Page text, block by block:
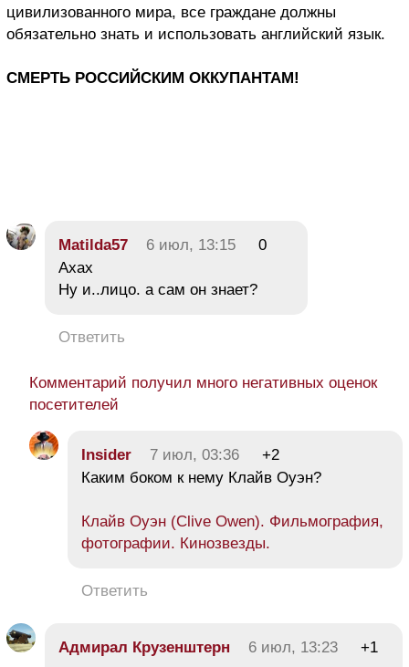
цивилизованного мира, все граждане должны
обязательно знать и использовать английский язык.
СМЕРТЬ РОССИЙСКИМ ОККУПАНТАМ!
Matilda57 6 июл, 13:15
0
Ахах
Ну и..лицо. а сам он знает?
Ответить
Комментарий получил много негативных оценок
посетителей
Insider 7 июл, 03:36
+2
Каким боком к нему Клайв Оуэн?
Клайв Оуэн (Clive Owen). Фильмография,
фотографии. Кинозвезды.
Ответить
Адмирал Крузенштерн 6 июл, 13:23 +1